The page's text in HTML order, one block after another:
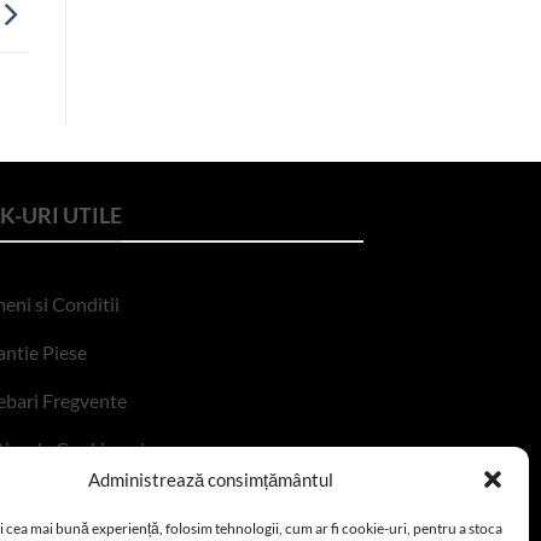
Administrează consimțământul
cea mai bună experiență, folosim tehnologii, cum ar fi cookie-uri, pentru a stoca
URI UTILE
si Conditii
Piese
Fregvente
de Cookie-uri